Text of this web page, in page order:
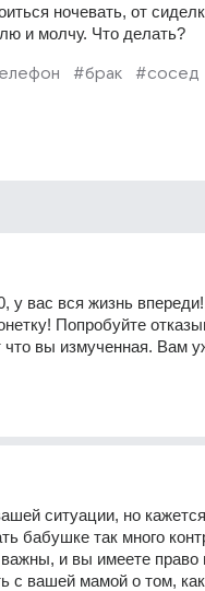
ночевать, от
и молчу. Что делать?
#брак #сосед
у вас вся жизнь
Попробуйте
вы измученная. Вам
ситуации, но
бабушке так много
и вы имеете право
с вашей мамой о том,